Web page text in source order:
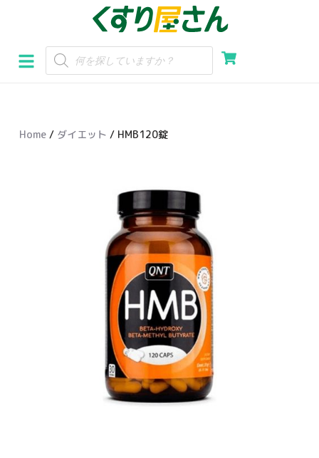
ン
テ
スHome / ダイエット / HMB120錠